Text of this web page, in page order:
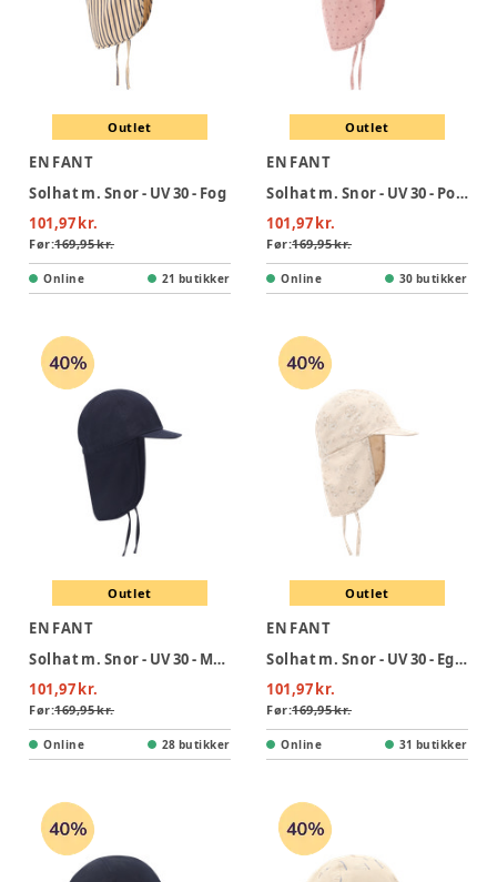
Outlet
EN FANT
Solhat m. Snor - UV 30 - Fog
101,97 kr.
Før:169,95 kr.
Online 21 butikker
Outlet
EN FANT
Solhat m. Snor - UV 30 - Potpourri
101,97 kr.
Før:169,95 kr.
Online 30 butikker
Outlet
EN FANT
Solhat m. Snor - UV 30 - Medieval Blue
101,97 kr.
Før:169,95 kr.
Online 28 butikker
Outlet
EN FANT
Solhat m. Snor - UV 30 - Egret
101,97 kr.
Før:169,95 kr.
Online 31 butikker